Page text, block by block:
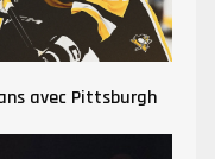
avec Pittsburgh